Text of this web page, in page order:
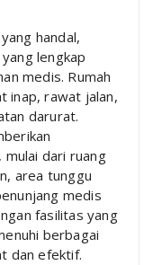
handal,
lengkap
medis. Rumah
inap, rawat jalan,
darurat.
mulai dari ruang
area tunggu
medis
fasilitas yang
berbagai
dan efektif.